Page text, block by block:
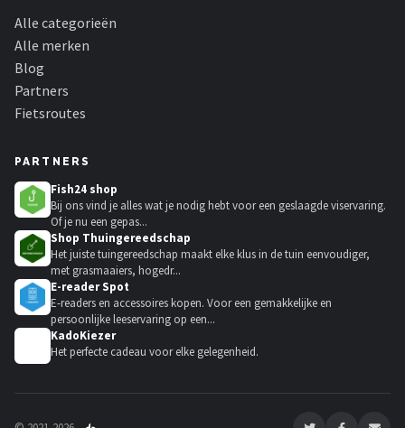
Alle categorieën
Alle merken
Blog
Partners
Fietsroutes
PARTNERS
Fish24 shop
Bij ons vind je alles wat je nodig hebt voor een geslaagde viservaring.
Of je nu een gepas...
Shop Thuingereedschap
Het juiste tuingereedschap maakt elke klus in de tuin eenvoudiger,
met grasmaaiers, hogedr...
E-reader Spot
E-readers en accessoires kopen. Voor een gemakkelijke en
persoonlijke leeservaring op een...
KadoKiezer
Het perfecte cadeau voor elke gelegenheid.